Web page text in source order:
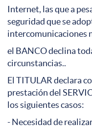
Internet, las que a
seguridad que se
intercomunicaciones
el BANCO declina
circunstancias..
El TITULAR declara
prestación del
los siguientes casos:
- Necesidad de